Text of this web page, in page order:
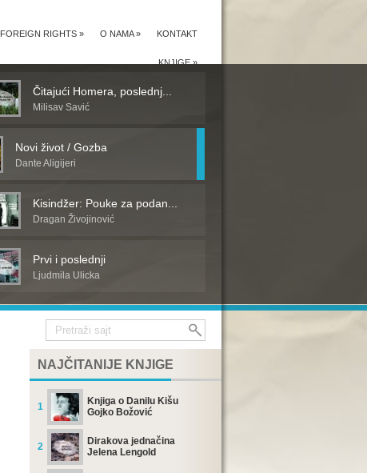
KONTAKT
O NAMA»
FOREIGN RIGHTS »
KNJIGE»
Čitajući Homera, poslednj...
Milisav Savić
Novi život / Gozba
Dante Aligijeri
Kisindžer: Pouke za podan...
Dragan Živojinović
Prvi i poslednji
Ljudmila Ulicka
NAJČITANIJE KNJIGE
1
Knjiga o Danilu Kišu
Gojko Božović
2
Dirakova jednačina
Jelena Lengold